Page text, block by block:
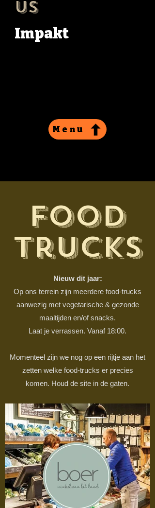
us
Impakt
Menu
Food
trucks
Nieuw dit jaar:
Op ons terrein zijn meerdere food-trucks
aanwezig met vegetarische & gezonde
maaltijden en/of snacks.
Laat je verrassen. Vanaf 18:00.
Momenteel zijn we nog op een rijtje aan het
zetten welke food-trucks er precies
komen. Houd de site in de gaten.